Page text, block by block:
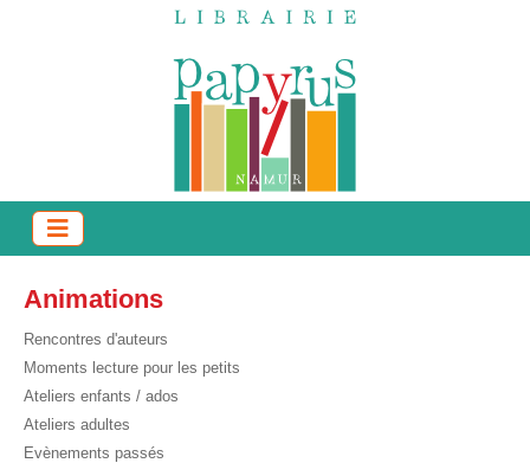
Animations
Rencontres d'auteurs
Moments lecture pour les petits
Ateliers enfants / ados
Ateliers adultes
Evènements passés